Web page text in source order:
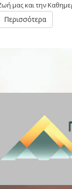
μας και την
Περισσότερα